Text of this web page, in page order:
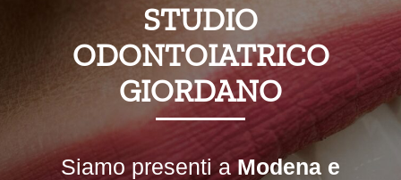
Chi siamo
Staff
STUDIO
ODONTOIATRICO
GIORDANO
Siamo presenti aModena e